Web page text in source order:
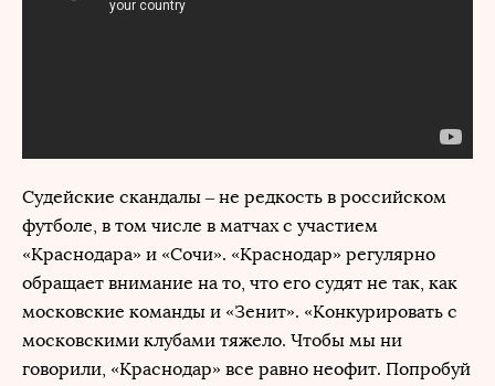
Судейские скандалы – не редкость в российском
футболе, в том числе в матчах с участием
«Краснодара» и «Сочи». «Краснодар» регулярно
обращает внимание на то, что его судят не так, как
московские команды и «Зенит». «Конкурировать с
московскими клубами тяжело. Чтобы мы ни
говорили, «Краснодар» все равно неофит. Попробуй